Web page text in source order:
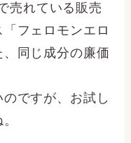
売れている販売
フェロモンエロ
同じ成分の廉価
ですが、お試し